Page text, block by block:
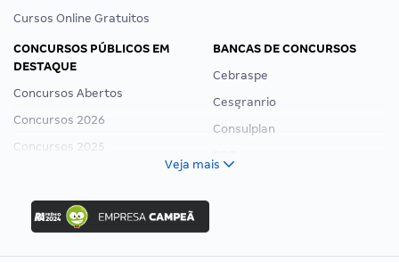
Cursos Online Gratuitos
CONCURSOS PÚBLICOS EM
DESTAQUE
Concursos Abertos
Concursos 2026
Concursos 2025
Concurso Ibama
Concurso MPU
Editais publicados
BANCAS DE CONCURSOS
Cebraspe
Cesgranrio
Consulplan
Veja mais